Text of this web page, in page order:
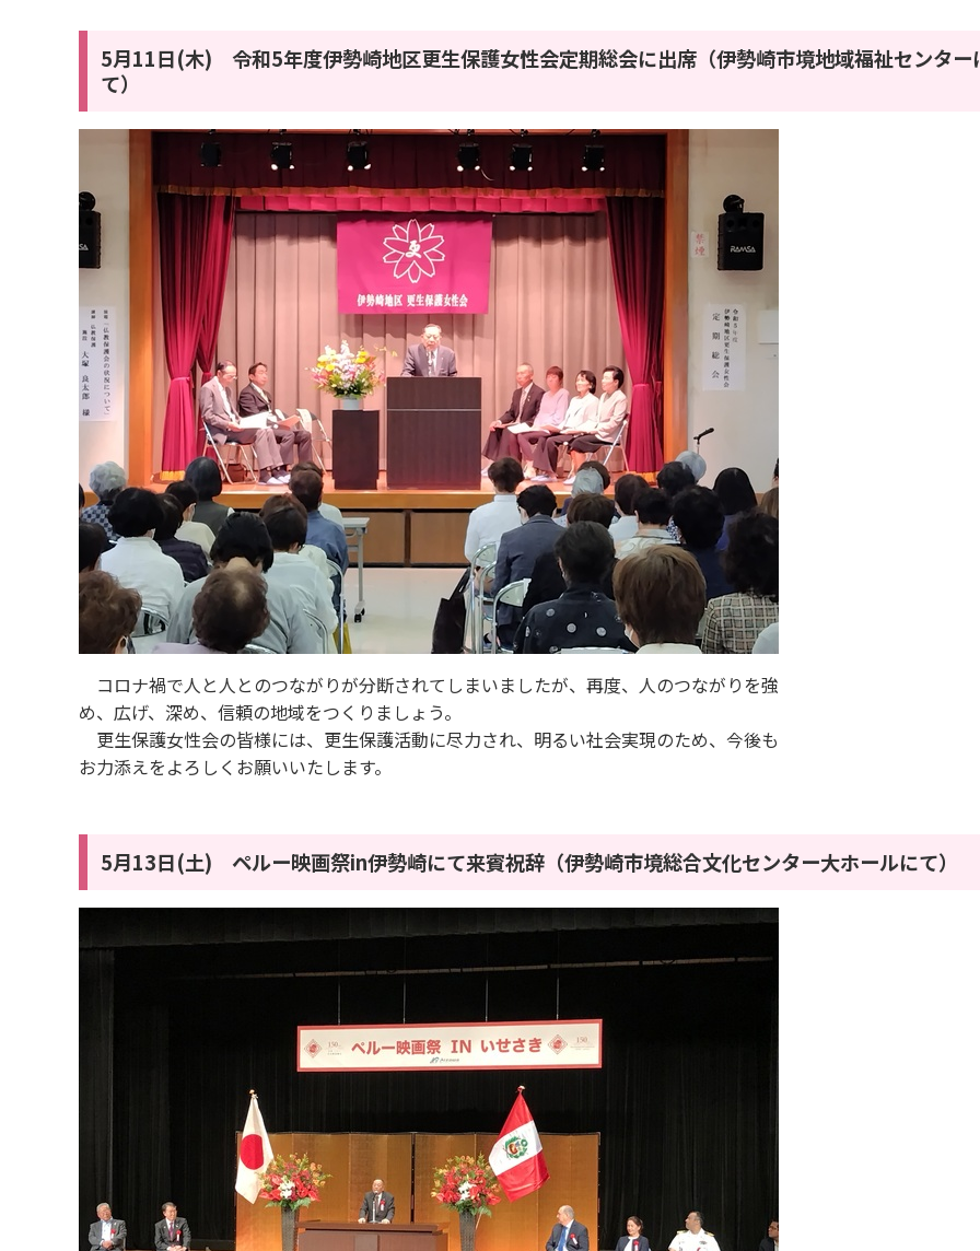
5月11日(木) 令和5年度伊勢崎地区更生保護女性会定期総会に出席（伊勢崎市境地域福祉センター
て）
コロナ禍で人と人とのつながりが分断されてしまいましたが、再度、人のつながりを強
め、広げ、深め、信頼の地域をつくりましょう。
更生保護女性会の皆様には、更生保護活動に尽力され、明るい社会実現のため、今後も
お力添えをよろしくお願いいたします。
5月13日(土) ペルー映画祭in伊勢崎にて来賓祝辞（伊勢崎市境総合文化センター大ホールにて）